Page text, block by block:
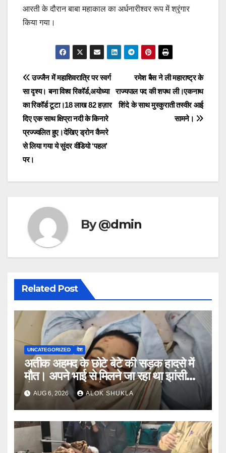
आरती के दौरान बाबा महाकाल का अर्धनारीश्वर रूप में श्रृंगार
किया गया।
Post
navigation
रमेश बैस ने ली महाराष्ट्र के
राज्यपाल पद की शपथ ली।एकनाथ
शिंदे के साथ मुस्कुराती तस्वीर आई
सामने।
उज्जैन में महाशिवरात्रि पर स्वर्ग
सा दृश्य। बना विश्व रिकॉर्ड,अयोध्या
का रिकॉर्ड टूटा।18 लाख 82 हज़ार
दिए एक साथ क्षिप्रा नदी के किनारे
प्रज्ज्वलित हुए।देखिए ड्रोन कैमरे
से लिया गया ये सुंदर वीडियो ‘पहल’
पर।
By@dmin
Related Post
UNCATEGORIZED देश
अतीक अहमद के छोटे बेटे की सड़क हादसे में
मौत। अपने भाई से मिलने जा रहा था झांसी
जेल (सूत्र)। कार में 5 लोग सवार थे।
AUG 6, 2026 ALOK SHUKLA